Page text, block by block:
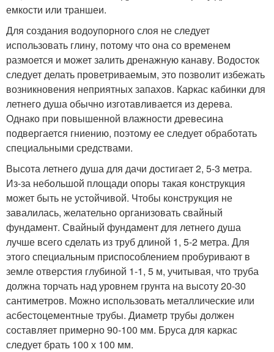
емкости или траншеи.
Для создания водоупорного слоя не следует
использовать глину, потому что она со временем
размоется и может залить дренажную канаву. Водосток
следует делать проветриваемым, это позволит избежать
возникновения неприятных запахов. Каркас кабинки для
летнего душа обычно изготавливается из дерева.
Однако при повышенной влажности древесина
подвергается гниению, поэтому ее следует обработать
специальными средствами.
Высота летнего душа для дачи достигает 2, 5-3 метра.
Из-за небольшой площади опоры такая конструкция
может быть не устойчивой. Чтобы конструкция не
завалилась, желательно организовать свайный
фундамент. Свайный фундамент для летнего душа
лучше всего сделать из труб длиной 1, 5-2 метра. Для
этого специальным приспособлением пробуривают в
земле отверстия глубиной 1-1, 5 м, учитывая, что труба
должна торчать над уровнем грунта на высоту 20-30
сантиметров. Можно использовать металлические или
асбестоцементные трубы. Диаметр трубы должен
составляет примерно 90-100 мм. Бруса для каркас
следует брать 100 х 100 мм.